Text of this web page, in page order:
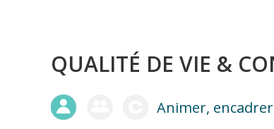
QUALITÉ DE VIE &
Animer,